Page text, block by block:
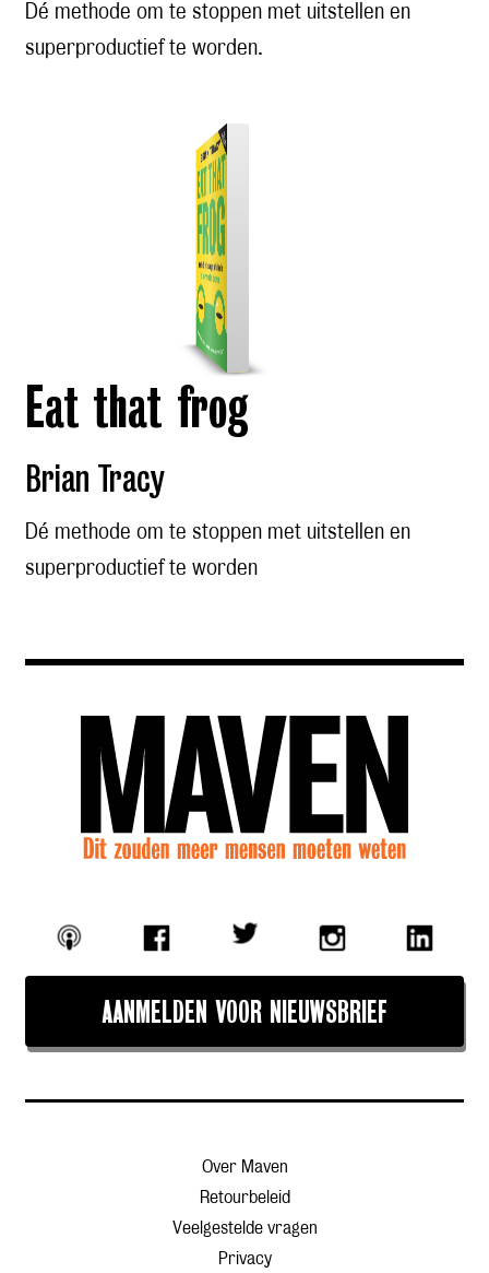
Dé methode om te stoppen met uitstellen en
superproductief te worden.
Eat that frog
Brian Tracy
Dé methode om te stoppen met uitstellen en
superproductief te worden
AANMELDEN VOOR NIEUWSBRIEF
Over Maven
Retourbeleid
Veelgestelde vragen
Privacy